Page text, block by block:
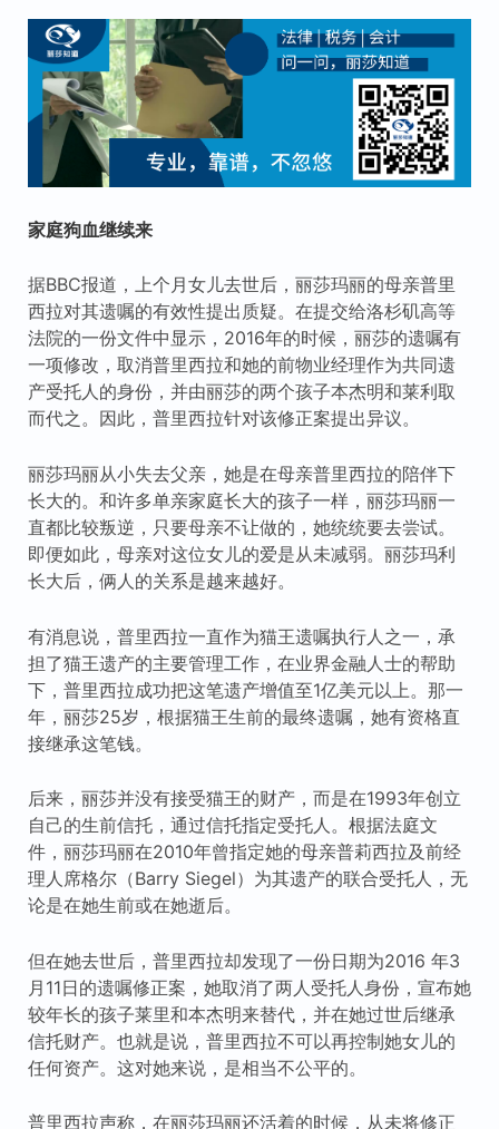
家庭狗血继续来
据BBC报道，上个月女儿去世后，丽莎玛丽的母亲普里
西拉对其遗嘱的有效性提出质疑。在提交给洛杉矶高等
法院的一份文件中显示，2016年的时候，丽莎的遗嘱有
一项修改，取消普里西拉和她的前物业经理作为共同遗
产受托人的身份，并由丽莎的两个孩子本杰明和莱利取
而代之。因此，普里西拉针对该修正案提出异议。
丽莎玛丽从小失去父亲，她是在母亲普里西拉的陪伴下
长大的。和许多单亲家庭长大的孩子一样，丽莎玛丽一
直都比较叛逆，只要母亲不让做的，她统统要去尝试。
即便如此，母亲对这位女儿的爱是从未减弱。丽莎玛利
长大后，俩人的关系是越来越好。
有消息说，普里西拉一直作为猫王遗嘱执行人之一，承
担了猫王遗产的主要管理工作，在业界金融人士的帮助
下，普里西拉成功把这笔遗产增值至1亿美元以上。那一
年，丽莎25岁，根据猫王生前的最终遗嘱，她有资格直
接继承这笔钱。
后来，丽莎并没有接受猫王的财产，而是在1993年创立
自己的生前信托，通过信托指定受托人。根据法庭文
件，丽莎玛丽在2010年曾指定她的母亲普莉西拉及前经
理人席格尔（Barry Siegel）为其遗产的联合受托人，无
论是在她生前或在她逝后。
但在她去世后，普里西拉却发现了一份日期为2016 年3
月11日的遗嘱修正案，她取消了两人受托人身份，宣布她
较年长的孩子莱里和本杰明来替代，并在她过世后继承
信托财产。也就是说，普里西拉不可以再控制她女儿的
任何资产。这对她来说，是相当不公平的。
普里西拉声称，在丽莎玛丽还活着的时候，从未将修正